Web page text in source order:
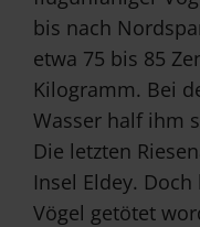
bis nach
etwa 75 bis 85
Kilogramm. Bei
Wasser half ihm
Die letzten
Insel Eldey.
Vögel getötet